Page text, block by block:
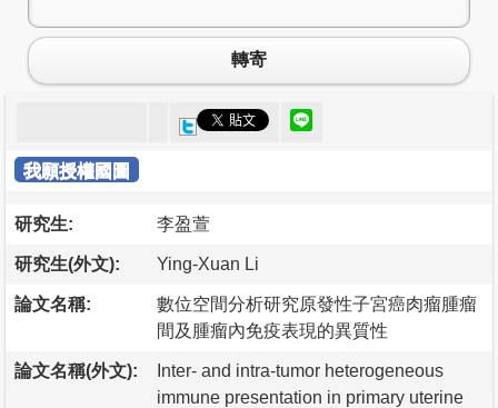
轉寄
我願授權國圖
研究生: 李盈萱
研究生(外文): Ying-Xuan Li
論文名稱:
數位空間分析研究原發性子宮癌肉瘤腫瘤
間及腫瘤內免疫表現的異質性
論文名稱(外文):
Inter- and intra-tumor heterogeneous
immune presentation in primary uterine